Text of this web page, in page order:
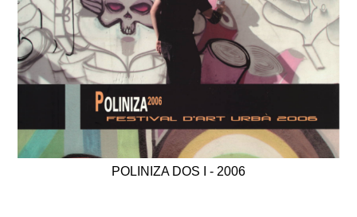
POLINIZA DOS I - 2006